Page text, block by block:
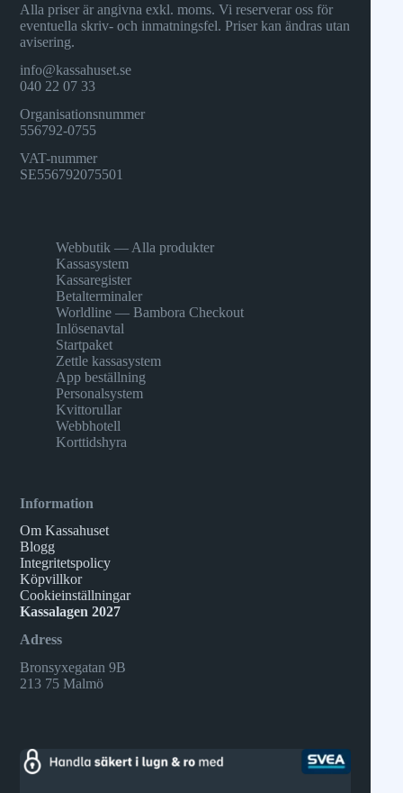
Alla priser är angivna exkl. moms. Vi reserverar oss för
eventuella skriv- och inmatningsfel. Priser kan ändras utan
avisering.
info@kassahuset.se
040 22 07 33
Organisationsnummer
556792-0755
VAT-nummer
SE556792075501
Webbutik — Alla produkter
Kassasystem
Kassaregister
Betalterminaler
Worldline — Bambora Checkout
Inlösenavtal
Startpaket
Zettle kassasystem
App beställning
Personalsystem
Kvittorullar
Webbhotell
Korttidshyra
Information
Om Kassahuset
Blogg
Integritetspolicy
Köpvillkor
Cookieinställningar
Kassalagen 2027
Adress
Bronsyxegatan 9B
213 75 Malmö